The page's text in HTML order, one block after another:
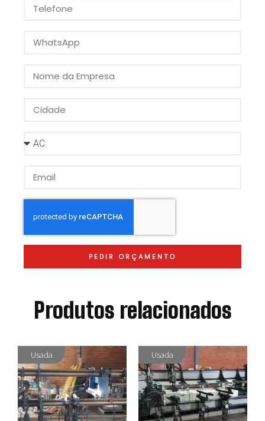
PEDIR ORÇAMENTO
Produtos relacionados
Usada Usada